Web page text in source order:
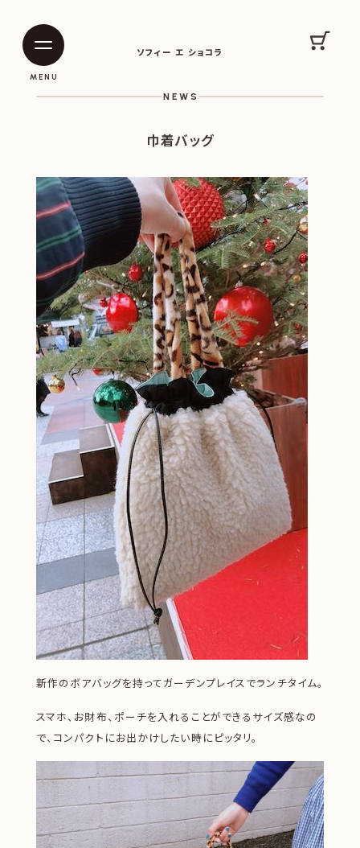
ソフィー エ ショコラ
MENU
カー
NEWS
巾着バッグ
新作のボアバッグを持ってガーデンプレイスでランチタイム。
スマホ、お財布、ポーチを入れることができるサイズ感なの
で、コンパクトにお出かけしたい時にピッタリ。